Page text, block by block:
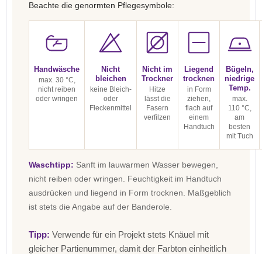
Beachte die genormten Pflegesymbole:
Handwäsche
max. 30 °C,
nicht reiben
oder wringen
Nicht
bleichen
keine Bleich-
oder
Fleckenmittel
Nicht im
Trockner
Hitze
lässt die
Fasern
verfilzen
Liegend
trocknen
in Form
ziehen,
flach auf
einem
Handtuch
Bügeln,
niedrige
Temp.
max.
110 °C,
am
besten
mit Tuch
Waschtipp: Sanft im lauwarmen Wasser bewegen,
nicht reiben oder wringen. Feuchtigkeit im Handtuch
ausdrücken und liegend in Form trocknen. Maßgeblich
ist stets die Angabe auf der Banderole.
Tipp: Verwende für ein Projekt stets Knäuel mit
gleicher Partienummer, damit der Farbton einheitlich